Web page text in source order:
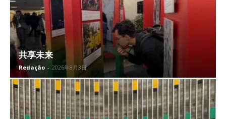
共享未来
Redação - 2026年8月3日